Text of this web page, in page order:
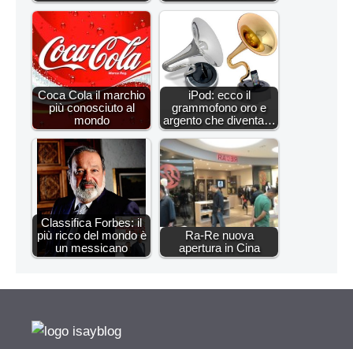
Coca Cola il marchio
più conosciuto al
mondo
iPod: ecco il
grammofono oro e
argento che diventa…
Classifica Forbes: il
più ricco del mondo è
un messicano
Ra-Re nuova
apertura in Cina